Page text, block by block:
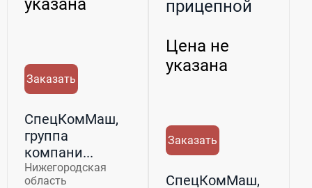
указана
Заказать
СпецКомМаш,
группа
компани...
Нижегородская
область
прицепной
Палессе
Цена не
указана
Заказать
СпецКомМаш,